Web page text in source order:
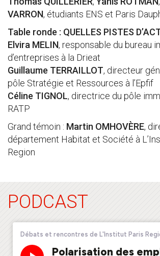
VARRON, étudiants ENS et Paris
Table ronde : QUELLES PISTES
Elvira MELIN, responsable du bureau
d’entreprises à la Drieat
Guillaume TERRAILLOT, directeur
pôle Stratégie et Ressources à l’Epfif
Céline TIGNOL, directrice du pôle
RATP
Grand témoin : Martin OMHOVÈRE,
département Habitat et Société à
Region
PODCAST